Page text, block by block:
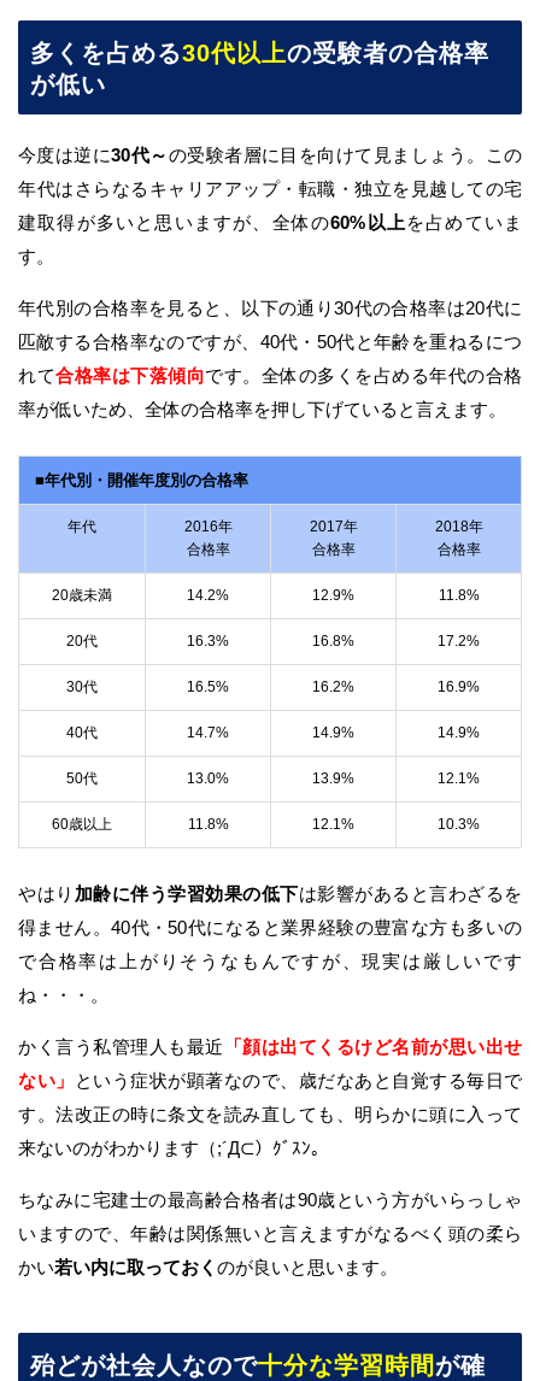
多くを占める30代以上の受験者の合格率
が低い
今度は逆に30代～の受験者層に目を向けて見ましょう。この
年代はさらなるキャリアアップ・転職・独立を見越しての宅
建取得が多いと思いますが、全体の60%以上を占めていま
す。
年代別の合格率を見ると、以下の通り30代の合格率は20代に
匹敵する合格率なのですが、40代・50代と年齢を重ねるにつ
れて合格率は下落傾向です。全体の多くを占める年代の合格
率が低いため、全体の合格率を押し下げていると言えます。
■年代別・開催年度別の合格率
年代
2016年
合格率
2017年
合格率
2018年
合格率
20歳未満 14.2% 12.9% 11.8%
20代 16.3% 16.8% 17.2%
30代 16.5% 16.2% 16.9%
40代 14.7% 14.9% 14.9%
50代 13.0% 13.9% 12.1%
60歳以上 11.8% 12.1% 10.3%
やはり 加齢に伴う学習効果の低下は影響があると言わざるを
得ません。40代・50代になると業界経験の豊富な方も多いの
で合格率は上がりそうなもんですが、現実は厳しいです
ね・・・。
かく言う私管理人も最近 「顔は出てくるけど名前が思い出せ
ない」
という症状が顕著なので、歳だなあと自覚する毎日で
す。法改正の時に条文を読み直しても、明らかに頭に入って
来ないのがわかります（;´Д⊂）ｸﾞｽﾝ。
ちなみに宅建士の最高齢合格者は90歳という方がいらっしゃ
いますので、年齢は関係無いと言えますがなるべく頭の柔ら
かい若い内に取っておく のが良いと思います。
殆どが社会人なので十分な学習時間 が確